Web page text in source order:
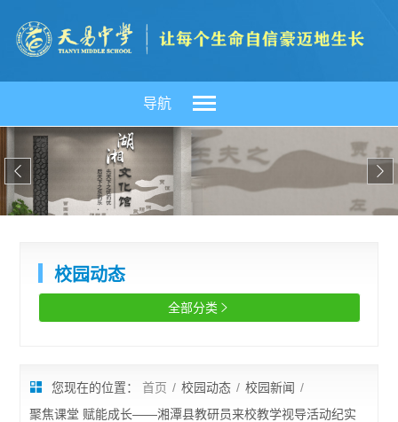
导航
 
校园动态
全部分类 
您现在的位置： 首页 / 校园动态 / 校园新闻 /
聚焦课堂 赋能成长——湘潭县教研员来校教学视导活动纪实